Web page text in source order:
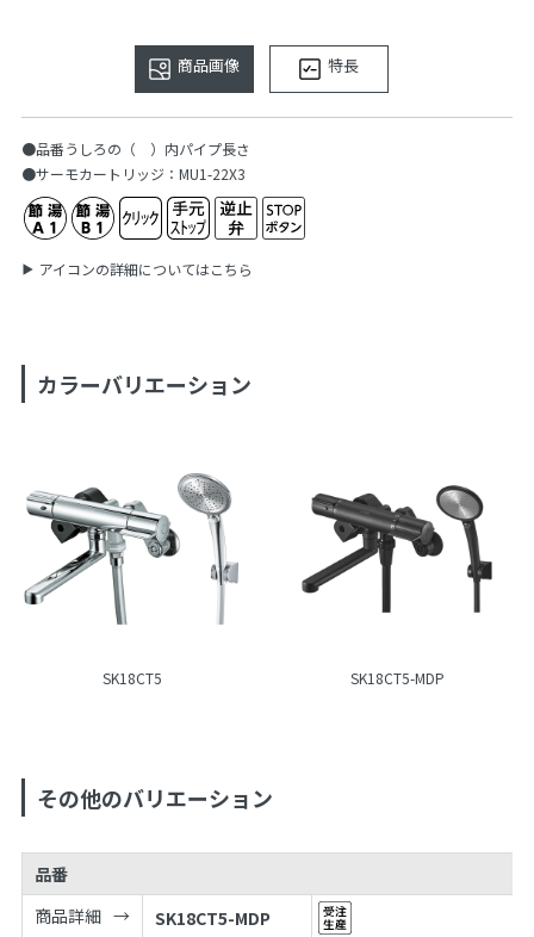
商品画像 特長
●品番うしろの（ ）内パイプ長さ
●サーモカートリッジ：MU1-22X3
アイコンの詳細についてはこちら
カラーバリエーション
SK18CT5 SK18CT5-MDP
その他のバリエーション
品番
商品詳細
SK18CT5-MDP